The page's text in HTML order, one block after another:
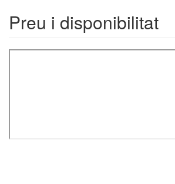
Preu i disponibilitat